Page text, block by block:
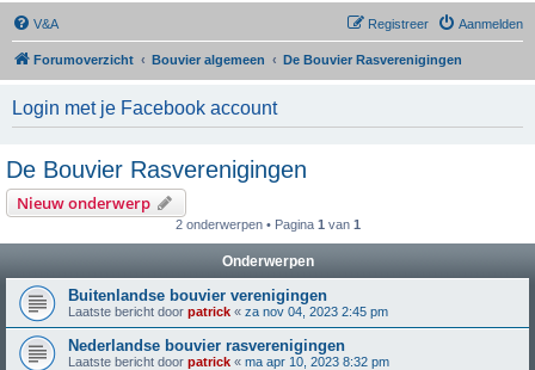
V&A Aanmelden
Registreer
Forumoverzicht Bouvier algemeen De Bouvier Rasverenigingen
Login met je Facebook account
De Bouvier Rasverenigingen
Nieuw onderwerp
2 onderwerpen • Pagina 1 van 1
Onderwerpen
Buitenlandse bouvier verenigingen
Laatste bericht door patrick « za nov 04, 2023 2:45 pm
Nederlandse bouvier rasverenigingen
Laatste bericht door patrick « ma apr 10, 2023 8:32 pm